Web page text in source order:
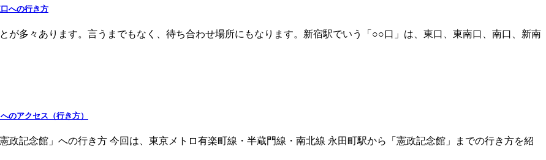
への行き方
が多々あります。言うまでもなく、待ち合わせ場所にもなります。新宿駅でいう「○○口」は、東口、東南口、南口、新南
のアクセス（行き方）
政記念館」への行き方 今回は、東京メトロ有楽町線・半蔵門線・南北線 永田町駅から「憲政記念館」までの行き方を紹